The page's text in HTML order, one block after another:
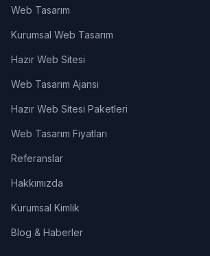
Web Tasarım
Kurumsal Web Tasarım
Hazır Web Sitesi
Web Tasarım Ajansı
Hazır Web Sitesi Paketleri
Web Tasarım Fiyatları
Referanslar
Hakkımızda
Kurumsal Kimlik
Blog & Haberler